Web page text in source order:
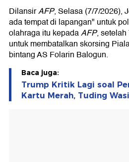
DilansirAFP, Selasa (7/7/2026),
ada tempat di lapangan" untuk
olahraga itu kepadaAFP, setelah
untuk membatalkan skorsing
bintang AS Folarin Balogun.
Baca juga:
Trump Kritik Lagi soal
Kartu Merah, Tuding